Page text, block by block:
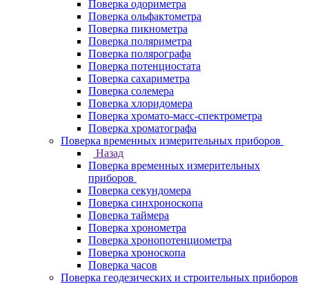
Поверка одориметра
Поверка ольфактометра
Поверка пикнометра
Поверка поляриметра
Поверка полярографа
Поверка потенциостата
Поверка сахариметра
Поверка солемера
Поверка хлоридомера
Поверка хромато-масс-спектрометра
Поверка хроматографа
Поверка временных измерительных приборов
Назад
Поверка временных измерительных
приборов
Поверка секундомера
Поверка синхроноскопа
Поверка таймера
Поверка хронометра
Поверка хронопотенциометра
Поверка хроноскопа
Поверка часов
Поверка геодезических и строительных приборов